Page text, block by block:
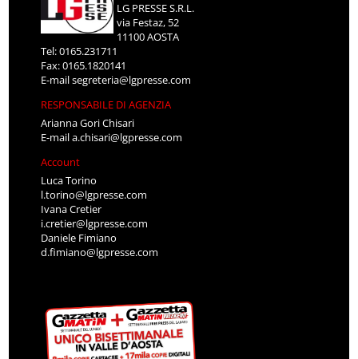
LG PRESSE S.R.L.
via Festaz, 52
11100 AOSTA
Tel: 0165.231711
Fax: 0165.1820141
E-mailsegreteria@lgpresse.com
RESPONSABILE DI AGENZIA
Arianna Gori Chisari
E-maila.chisari@lgpresse.com
Account
Luca Torino
l.torino@lgpresse.com
Ivana Cretier
i.cretier@lgpresse.com
Daniele Fimiano
d.fimiano@lgpresse.com